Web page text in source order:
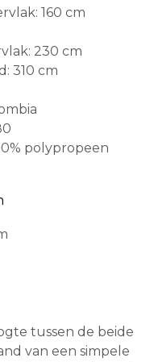
160 cm
230 cm
310 cm
polypropeen
tussen de beide
van een simpele